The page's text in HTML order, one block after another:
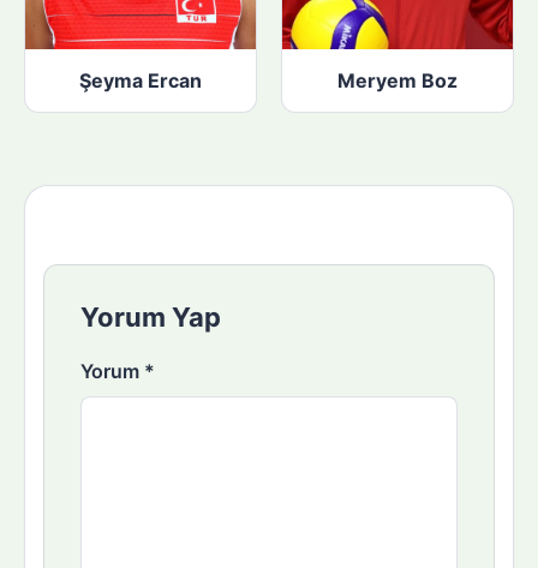
Şeyma Ercan Meryem Boz
Yorum Yap
Yorum *